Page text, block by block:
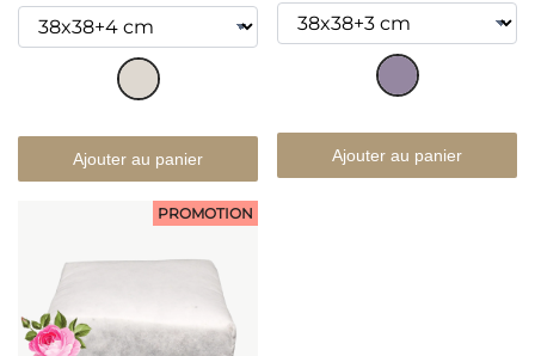
Ajouter au panier Ajouter au panier
PROMOTION